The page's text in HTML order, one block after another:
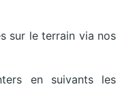
sur le terrain via nos
en suivants les